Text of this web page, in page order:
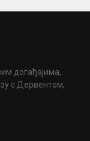
догађајима,
с Дервентом,